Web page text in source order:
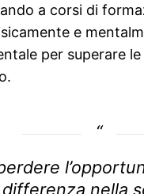
a corsi di
e
per superare
differenza nella